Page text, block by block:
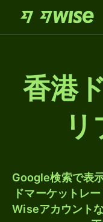
香港
Google検索で表
ドマーケットレ
Wiseアカウント